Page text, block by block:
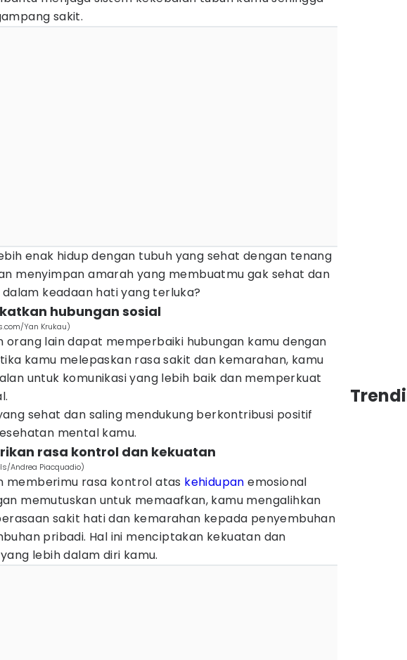
sakit.
enak hidup dengan tubuh yang sehat dengan tenang
menyimpan amarah yang membuatmu gak sehat dan
keadaan hati yang terluka?
hubungan sosial
Yan Krukau)
orang lain dapat memperbaiki hubungan kamu dengan
kamu melepaskan rasa sakit dan kemarahan, kamu
untuk komunikasi yang lebih baik dan memperkuat
sehat dan saling mendukung berkontribusi positif
mental kamu.
rasa kontrol dan kekuatan
Andrea Piacquadio)
memberimu rasa kontrol atas kehidupan emosional
memutuskan untuk memaafkan, kamu mengalihkan
sakit hati dan kemarahan kepada penyembuhan
pribadi. Hal ini menciptakan kekuatan dan
lebih dalam diri kamu.